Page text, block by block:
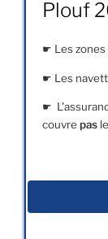
Plouf
☛ Les zones
☛ Les
☛
couvrepas